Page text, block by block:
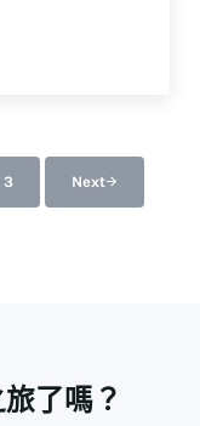
數
前往指定頁數
3 Next
了嗎？